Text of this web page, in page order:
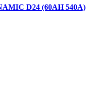
D24 (60AH 540A)